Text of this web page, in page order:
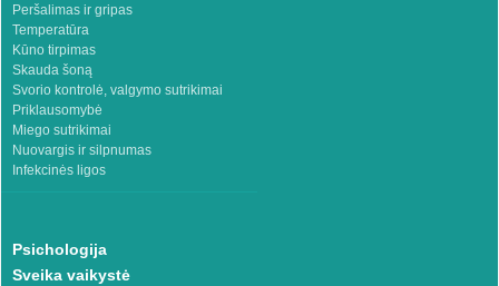
Peršalimas ir gripas
Temperatūra
Kūno tirpimas
Skauda šoną
Svorio kontrolė, valgymo sutrikimai
Priklausomybė
Miego sutrikimai
Nuovargis ir silpnumas
Infekcinės ligos
Psichologija
Sveika vaikystė